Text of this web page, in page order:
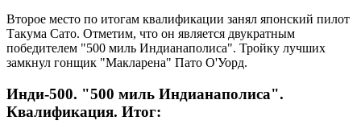
Второе место по итогам квалификации занял японский пилот
Такума Сато. Отметим, что он является двукратным
победителем "500 миль Индианаполиса". Тройку лучших
замкнул гонщик "Макларена" Пато О'Уорд.
Инди-500. "500 миль Индианаполиса".
Квалификация. Итог: